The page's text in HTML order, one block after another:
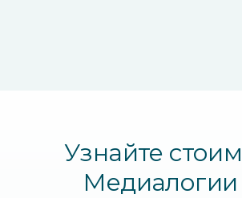
Узнайте
Медиалогии